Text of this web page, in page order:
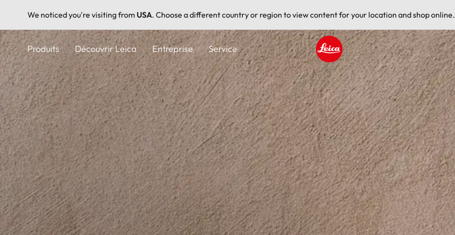
We noticed you're visiting from USA. Choose a different country or region to view content for your location and shop online.
Aller
au
contenu
principal
Produits Découvrir Leica Entreprise Service
Leica logo - Home